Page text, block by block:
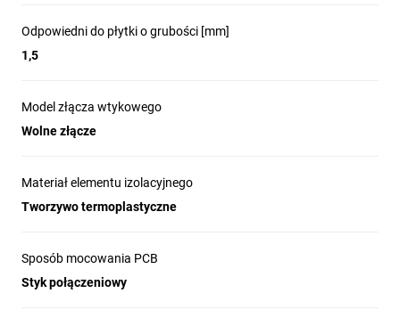
Odpowiedni do płytki o grubości [mm]
1,5
Model złącza wtykowego
Wolne złącze
Materiał elementu izolacyjnego
Tworzywo termoplastyczne
Sposób mocowania PCB
Styk połączeniowy